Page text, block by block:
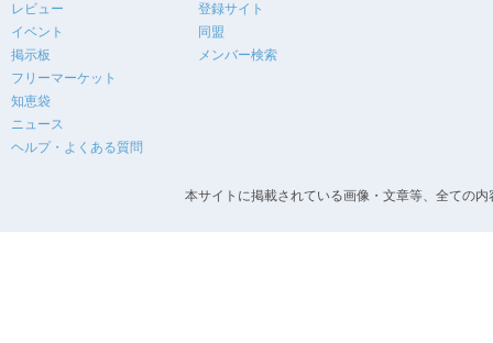
レビュー
イベント
掲示板
フリーマーケット
知恵袋
ニュース
ヘルプ・よくある質問
登録サイト
同盟
メンバー検索
本サイトに掲載されている画像・文章等、全ての